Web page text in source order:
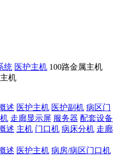
统 医护主机 100路金属主机
机
述 医护主机 医护副机 病区门
走廊显示屏 服务器 配套设备
述 主机 门口机 病床分机 走廊
述 医护主机 病房/病区门口机